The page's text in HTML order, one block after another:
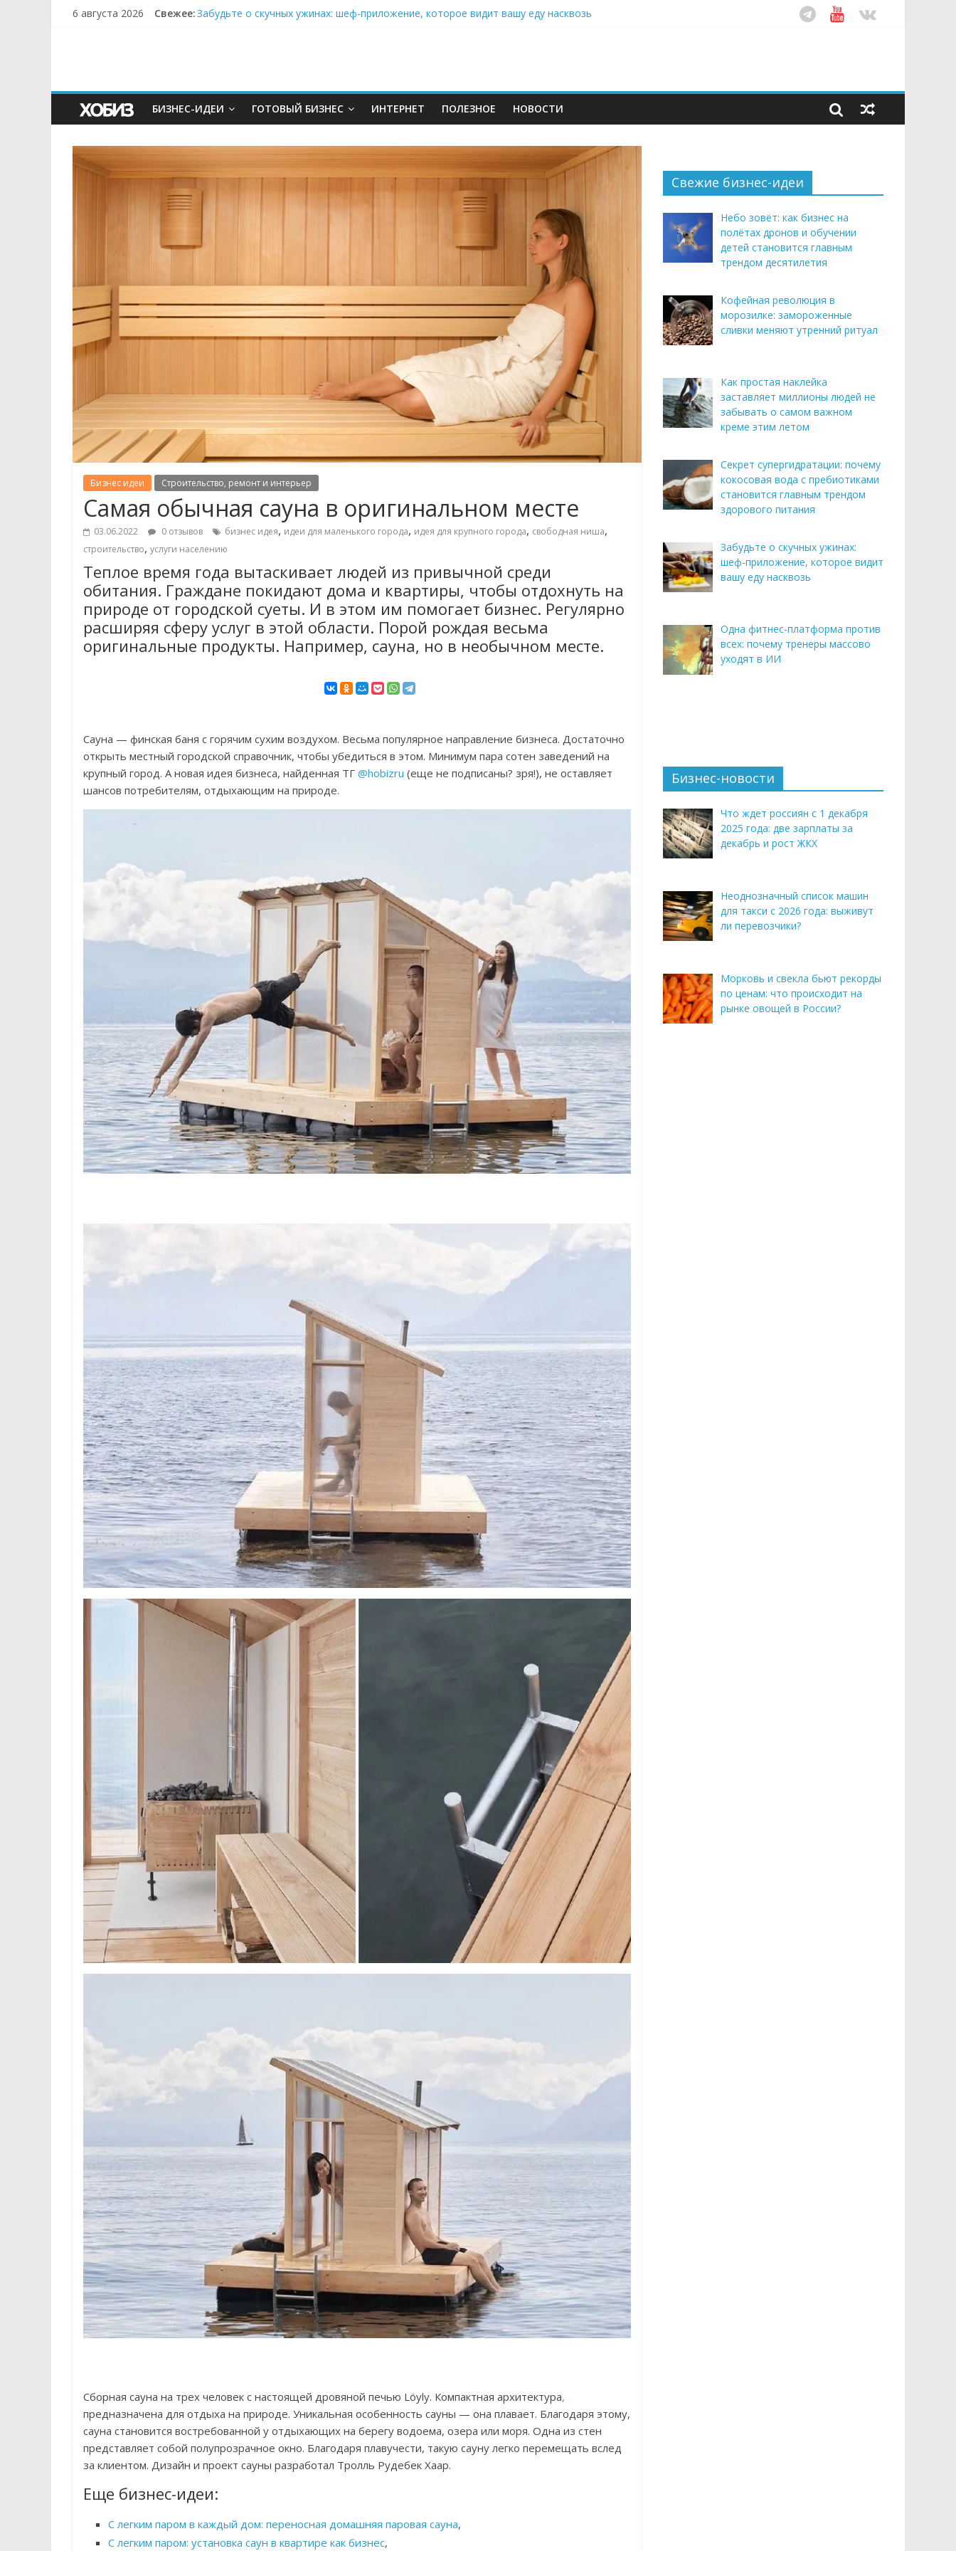
6 августа 2026 Свежее:Забудьте о скучных ужинах: шеф-приложение, которое видит вашу еду насквозь
БИЗНЕС-ИДЕИ ГОТОВЫЙ БИЗНЕС ИНТЕРНЕТ ПОЛЕЗНОЕ НОВОСТИ
Бизнес идеи Строительство, ремонт и интерьер
Самая обычная сауна в оригинальном месте
03.06.2022 0 отзывов бизнес идея, идеи для маленького города, идея для крупного города, свободная ниша,
строительство, услуги населению
Теплое время года вытаскивает людей из привычной среди
обитания. Граждане покидают дома и квартиры, чтобы отдохнуть на
природе от городской суеты. И в этом им помогает бизнес. Регулярно
расширяя сферу услуг в этой области. Порой рождая весьма
оригинальные продукты. Например, сауна, но в необычном месте.
Сауна — финская баня с горячим сухим воздухом. Весьма популярное направление бизнеса. Достаточно
открыть местный городской справочник, чтобы убедиться в этом. Минимум пара сотен заведений на
крупный город. А новая идея бизнеса, найденная ТГ @hobizru (еще не подписаны? зря!), не оставляет
шансов потребителям, отдыхающим на природе.
Сборная сауна на трех человек с настоящей дровяной печью Löyly. Компактная архитектура,
предназначена для отдыха на природе. Уникальная особенность сауны — она плавает. Благодаря этому,
сауна становится востребованной у отдыхающих на берегу водоема, озера или моря. Одна из стен
представляет собой полупрозрачное окно. Благодаря плавучести, такую сауну легко перемещать вслед
за клиентом. Дизайн и проект сауны разработал Тролль Рудебек Хаар.
Еще бизнес-идеи:
С легким паром в каждый дом: переносная домашняя паровая сауна,
С легким паром: установка саун в квартире как бизнес,
Свежие бизнес-идеи
Небо зовёт: как бизнес на
полётах дронов и обучении
детей становится главным
трендом десятилетия
Кофейная революция в
морозилке: замороженные
сливки меняют утренний ритуал
Как простая наклейка
заставляет миллионы людей не
забывать о самом важном
креме этим летом
Секрет супергидратации: почему
кокосовая вода с пребиотиками
становится главным трендом
здорового питания
Забудьте о скучных ужинах:
шеф-приложение, которое видит
вашу еду насквозь
Одна фитнес-платформа против
всех: почему тренеры массово
уходят в ИИ
Бизнес-новости
Что ждет россиян с 1 декабря
2025 года: две зарплаты за
декабрь и рост ЖКХ
Неоднозначный список машин
для такси с 2026 года: выживут
ли перевозчики?
Морковь и свекла бьют рекорды
по ценам: что происходит на
рынке овощей в России?